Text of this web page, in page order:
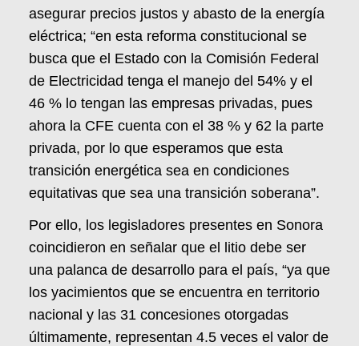
asegurar precios justos y abasto de la energía
eléctrica; “en esta reforma constitucional se
busca que el Estado con la Comisión Federal
de Electricidad tenga el manejo del 54% y el
46 % lo tengan las empresas privadas, pues
ahora la CFE cuenta con el 38 % y 62 la parte
privada, por lo que esperamos que esta
transición energética sea en condiciones
equitativas que sea una transición soberana”.
Por ello, los legisladores presentes en Sonora
coincidieron en señalar que el litio debe ser
una palanca de desarrollo para el país, “ya que
los yacimientos que se encuentra en territorio
nacional y las 31 concesiones otorgadas
últimamente, representan 4.5 veces el valor de